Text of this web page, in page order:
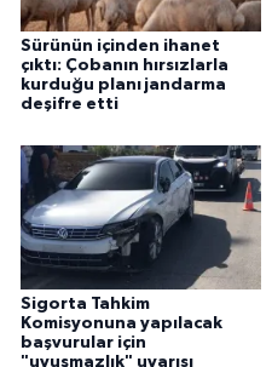
Sürünün içinden ihanet
çıktı: Çobanın hırsızlarla
kurduğu planı jandarma
deşifre etti
Sigorta Tahkim
Komisyonuna yapılacak
başvurular için
"uyuşmazlık" uyarısı